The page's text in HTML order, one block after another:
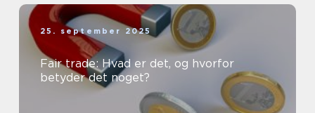
25. september 2025
Fair trade: Hvad er det, og hvorfor
betyder det noget?